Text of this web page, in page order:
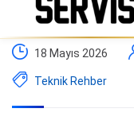
18 Mayıs 2026
Teknik Rehber